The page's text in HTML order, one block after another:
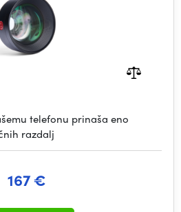
telefonu prinaša eno
razdalj
167 €